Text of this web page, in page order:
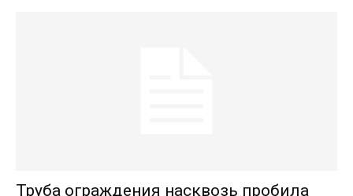
Труба ограждения насквозь пробила